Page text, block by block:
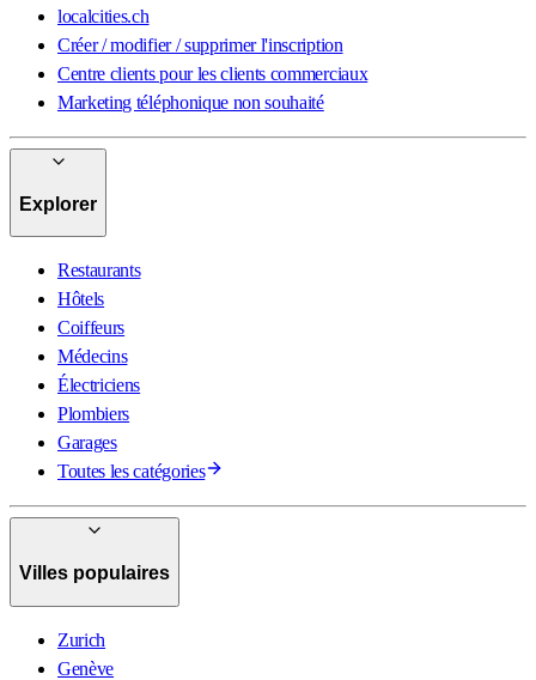
localcities.ch
Créer / modifier / supprimer l'inscription
Centre clients pour les clients commerciaux
Marketing téléphonique non souhaité
Explorer
Restaurants
Hôtels
Coiffeurs
Médecins
Électriciens
Plombiers
Garages
Toutes les catégories
Villes populaires
Zurich
Genève